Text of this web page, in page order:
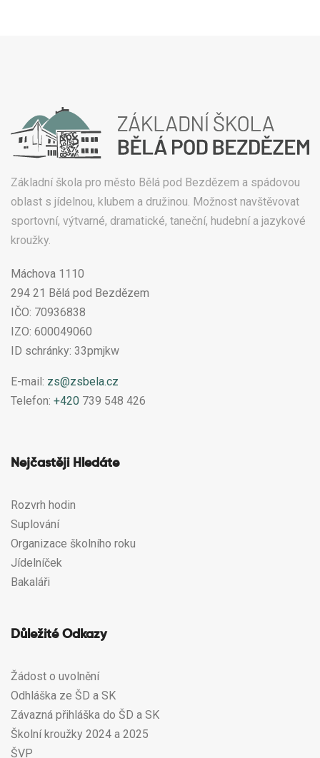
Základní škola pro město Bělá pod Bezdězem a spádovou
oblast s jídelnou, klubem a družinou. Možnost navštěvovat
sportovní, výtvarné, dramatické, taneční, hudební a jazykové
kroužky.
Máchova 1110
294 21 Bělá pod Bezdězem
IČO: 70936838
IZO: 600049060
ID schránky: 33pmjkw
E-mail: zs@zsbela.cz
Telefon: +420 739 548 426
Nejčastěji Hledáte
Rozvrh hodin
Suplování
Organizace školního roku
Jídelníček
Bakaláři
Důležité Odkazy
Žádost o uvolnění
Odhláška ze ŠD a SK
Závazná přihláška do ŠD a SK
Školní kroužky 2024 a 2025
ŠVP